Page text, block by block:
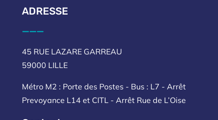
ADRESSE
___
45 RUE LAZARE GARREAU
59000 LILLE
Métro M2 : Porte des Postes - Bus : L7 - Arrêt
Prevoyance L14 et CITL - Arrêt Rue de L’Oise